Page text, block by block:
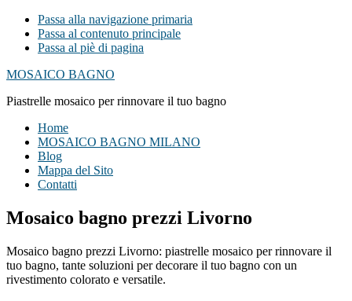
Passa alla navigazione primaria
Passa al contenuto principale
Passa al piè di pagina
MOSAICO BAGNO
Piastrelle mosaico per rinnovare il tuo bagno
Home
MOSAICO BAGNO MILANO
Blog
Mappa del Sito
Contatti
Mosaico bagno prezzi Livorno
Mosaico bagno prezzi Livorno: piastrelle mosaico per rinnovare il
tuo bagno, tante soluzioni per decorare il tuo bagno con un
rivestimento colorato e versatile.